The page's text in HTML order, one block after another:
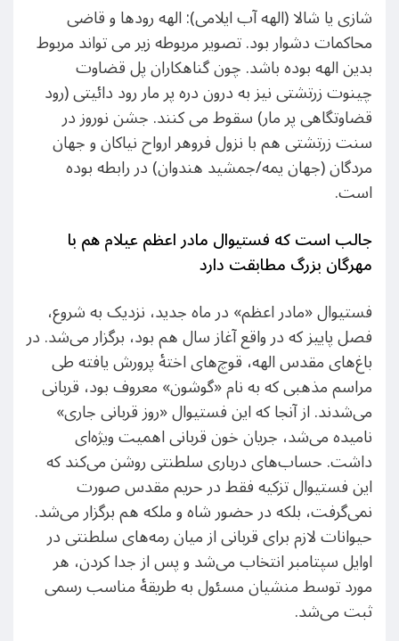
شازی یا شالا (الهه آب ایلامی): الهه رودها و قاضی
محاکمات دشوار بود. تصویر مربوطه زیر می تواند مربوط
بدین الهه بوده باشد. چون گناه‍کاران پل قضاوت
چینوت زرتشتی نیز به درون دره پر مار رود دائیتی (رود
قضاوتگاهی پر مار) سقوط می کنند. جشن نوروز در
سنت زرتشتی هم با نزول فروهر ارواح نیاکان و جهان
مردگان (جهان یمه/جمشید هندوان) در رابطه بوده
است.
جالب است کهفستیوال مادر اعظم عیلام هم با
مهرگان بزرگ مطابقت دارد
فستیوال «مادر اعظم» در ماه جدید، نزدیک به شروع،
فصل پاییز که در واقع آغاز سال هم بود، برگزار می‌شد. در
باغ‌های مقدس الهه، قوچ‌های اختهٔ پرورش یافته طی
مراسم مذهبی که به نام «گوشون» معروف بود، قربانی
می‌شدند. از آنجا که این فستیوال «روز قربانی جاری»
نامیده می‌شد، جریان خون قربانی اهمیت ویژه‌ای
داشت. حساب‌های درباری سلطنتی روشن می‌کند که
این فستیوال تزکیه فقط در حریم مقدس صورت
نمی‌گرفت، بلکه در حضور شاه و ملکه هم برگزار می‌شد.
حیوانات لازم برای قربانی از میان رمه‌های سلطنتی در
اوایل سپتامبر انتخاب می‌شد و پس از جدا کردن، هر
مورد توسط منشیان مسئول به طریقهٔ مناسب رسمی
ثبت می‌شد.